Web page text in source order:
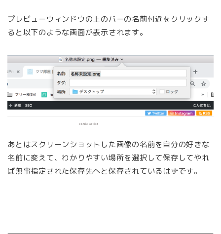
プレビューウィンドウの上のバーの名前付近をクリックす
ると以下のような画面が表示されます。
あとはスクリーンショットした画像の名前を自分の好きな
名前に変えて、わかりやすい場所を選択して保存してやれ
ば無事指定された保存先へと保存されているはずです。